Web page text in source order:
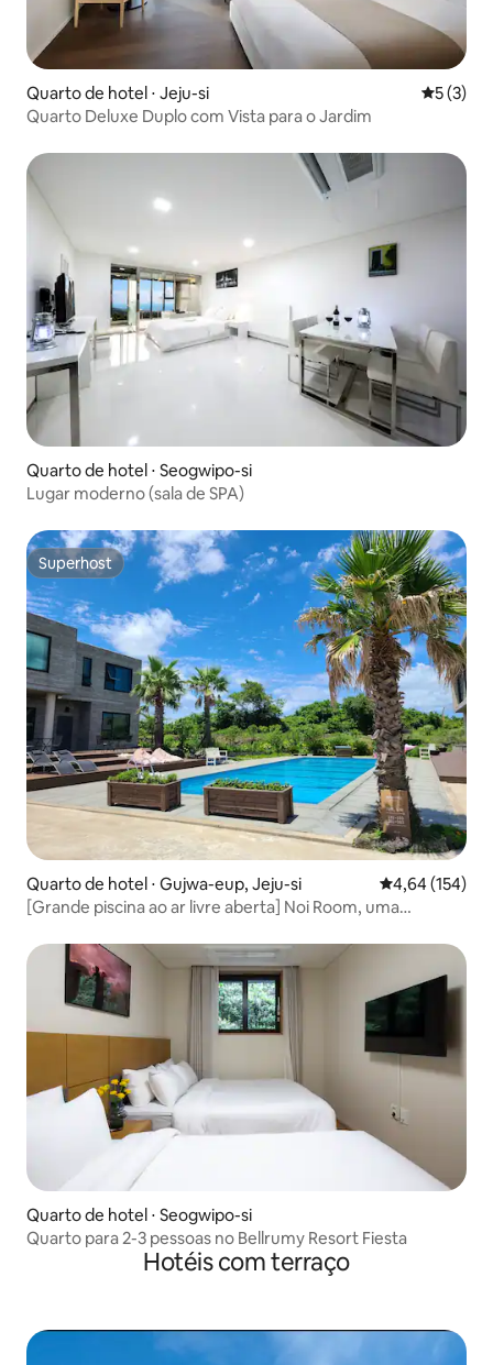
Quarto de hotel ⋅ Jeju-si 5 de
5 (3)
Quarto Deluxe Duplo com Vista para o Jardim
Quarto de hotel ⋅ Seogwipo-si
Lugar moderno (sala de SPA)
Superhost
Superhost
Quarto de hotel ⋅ Gujwa-eup, Jeju-si 4,64 de uma
4,64 (154)
[Grande piscina ao ar livre aberta] Noi Room, uma
limpeza
Quarto de hotel ⋅ Seogwipo-si
Quarto para 2-3 pessoas no Bellrumy Resort Fiesta
Hotéis com terraço